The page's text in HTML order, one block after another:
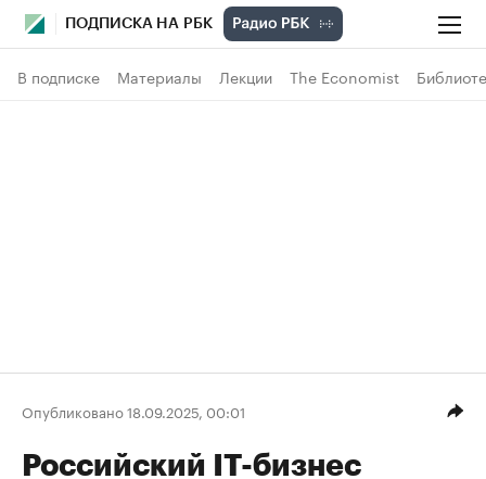
ПОДПИСКА НА РБК
В подписке Материалы Лекции The Economist
Опубликовано 18.09.2025, 00:01
Российский IT-бизнес